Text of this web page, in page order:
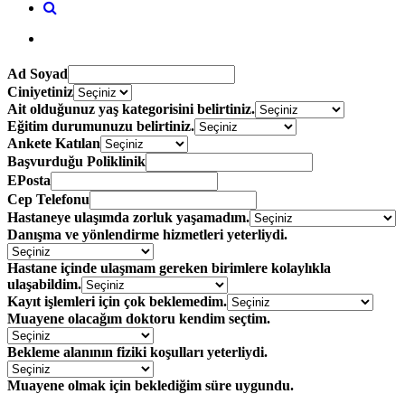
Ad Soyad
Ciniyetiniz
Ait olduğunuz yaş kategorisini belirtiniz.
Eğitim durumunuzu belirtiniz.
Ankete Katılan
Başvurduğu Poliklinik
EPosta
Cep Telefonu
Hastaneye ulaşımda zorluk yaşamadım.
Danışma ve yönlendirme hizmetleri yeterliydi.
Hastane içinde ulaşmam gereken birimlere kolaylıkla
ulaşabildim.
Kayıt işlemleri için çok beklemedim.
Muayene olacağım doktoru kendim seçtim.
Bekleme alanının fiziki koşulları yeterliydi.
Muayene olmak için beklediğim süre uygundu.